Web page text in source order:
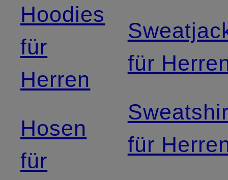
Hoodies
für
Herren
Hosen
für
für
für